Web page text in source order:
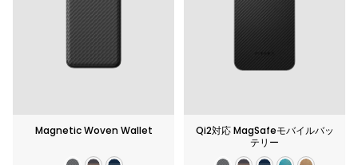
Magnetic Woven Wallet
Qi2対応 MagSafeモバイルバッ
テリー